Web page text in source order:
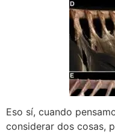
Eso sí, cuando
considerar dos cosas,